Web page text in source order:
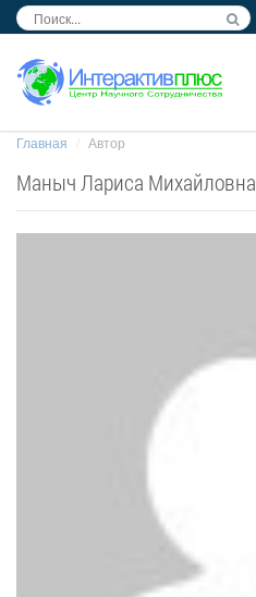
Главная Автор
Маныч Лариса Михайловна